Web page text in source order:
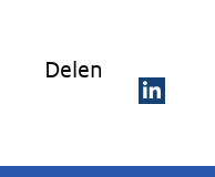
Delen
e